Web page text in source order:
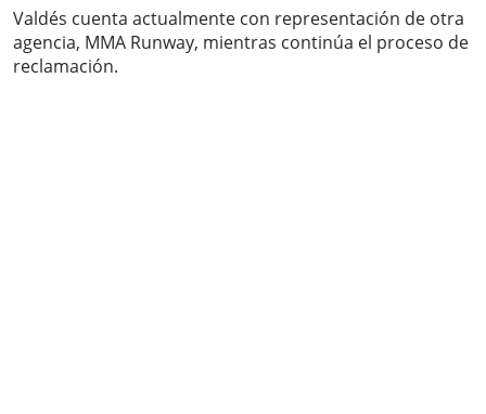
Valdés cuenta actualmente con representación de otra
agencia, MMA Runway, mientras continúa el proceso de
reclamación.